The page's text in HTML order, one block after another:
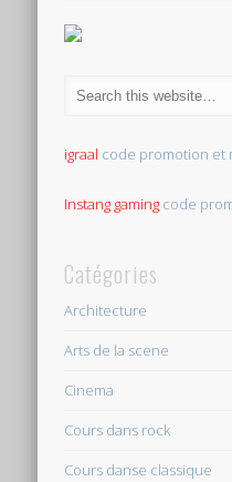
igraal code promotion et
Instang gaming code
Catégories
Architecture
Arts de la scene
Cinema
Cours dans rock
Cours danse classique